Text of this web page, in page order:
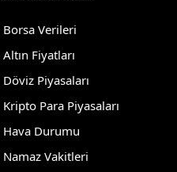
Borsa Verileri
Altın Fiyatları
Döviz Piyasaları
Kripto Para Piyasaları
Hava Durumu
Namaz Vakitleri